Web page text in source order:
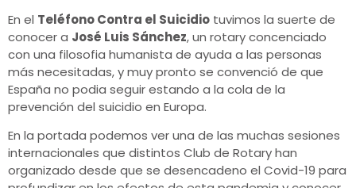
En el Teléfono Contra el Suicidio tuvimos la suerte de
conocer a José Luis Sánchez, un rotary concenciado
con una filosofia humanista de ayuda a las personas
más necesitadas, y muy pronto se convenció de que
España no podia seguir estando a la cola de la
prevención del suicidio en Europa.
En la portada podemos ver una de las muchas sesiones
internacionales que distintos Club de Rotary han
organizado desde que se desencadeno el Covid-19 para